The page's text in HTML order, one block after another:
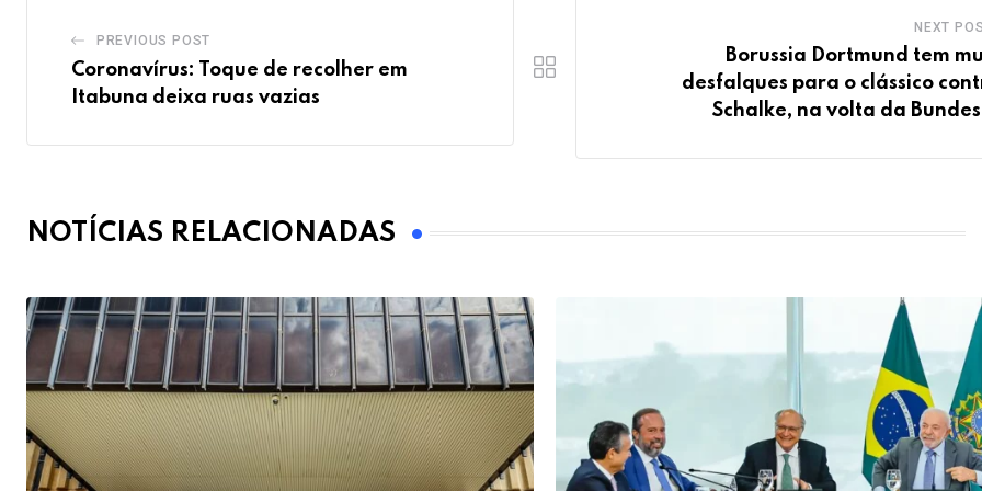
PREVIOUS POST
Coronavírus: Toque de recolher em
Itabuna deixa ruas vazias
NEXT
Borussia Dortmund tem
desfalques para o clássico
Schalke, na volta da
NOTÍCIAS RELACIONADAS